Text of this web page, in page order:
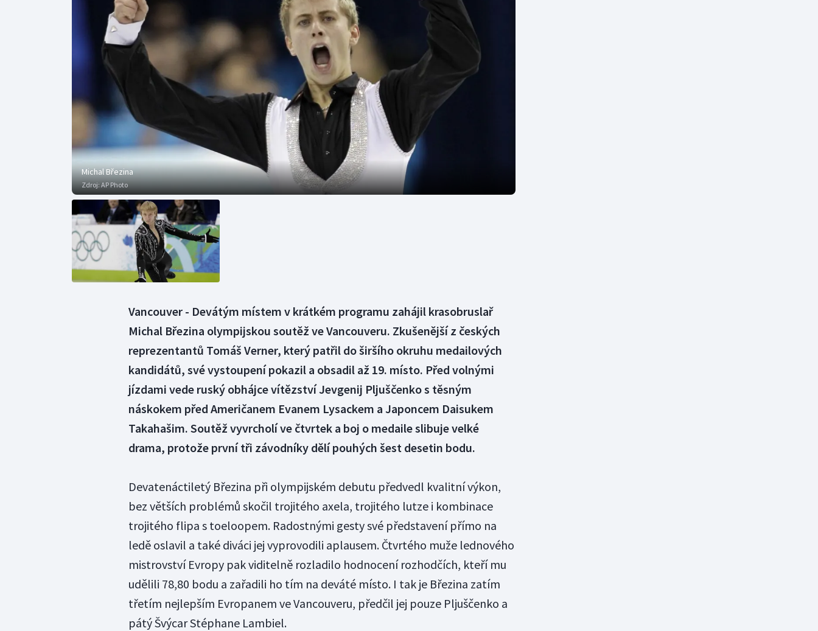
Dostihy
Florbal
Futsal
Gymnastika
Moderní pětiboj
Motorsport
Olympijské hry
Parasport
Plavání
Plážový volejbal
Triatlon
Veslování
Vodní slalom
Volejbal
Michal Březina
Zdroj:AP Photo
Vancouver - Devátým místem v krátkém programu zahájil krasobruslař
Michal Březina olympijskou soutěž ve Vancouveru. Zkušenější z českých
reprezentantů Tomáš Verner, který patřil do širšího okruhu medailových
kandidátů, své vystoupení pokazil a obsadil až 19. místo. Před volnými
jízdami vede ruský obhájce vítězství Jevgenij Pljuščenko s těsným
náskokem před Američanem Evanem Lysackem a Japoncem Daisukem
Takahašim. Soutěž vyvrcholí ve čtvrtek a boj o medaile slibuje velké
drama, protože první tři závodníky dělí pouhých šest desetin bodu.
Devatenáctiletý Březina při olympijském debutu předvedl kvalitní výkon,
bez větších problémů skočil trojitého axela, trojitého lutze i kombinace
trojitého flipa s toeloopem. Radostnými gesty své představení přímo na
ledě oslavil a také diváci jej vyprovodili aplausem. Čtvrtého muže lednového
mistrovství Evropy pak viditelně rozladilo hodnocení rozhodčích, kteří mu
udělili 78,80 bodu a zařadili ho tím na deváté místo. I tak je Březina zatím
třetím nejlepším Evropanem ve Vancouveru, předčil jej pouze Pljuščenko a
pátý Švýcar Stéphane Lambiel.